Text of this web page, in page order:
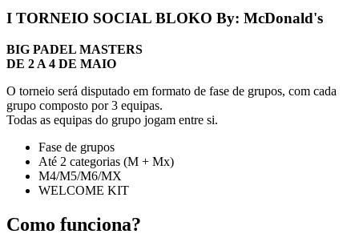
I TORNEIO SOCIAL BLOKO By: McDonald's
BIG PADEL MASTERS
DE 2 A 4 DE MAIO
O torneio será disputado em formato de fase de grupos, com cada
grupo composto por 3 equipas.
Todas as equipas do grupo jogam entre si.
Fase de grupos
Até 2 categorias (M + Mx)
M4/M5/M6/MX
WELCOME KIT
Como funciona?